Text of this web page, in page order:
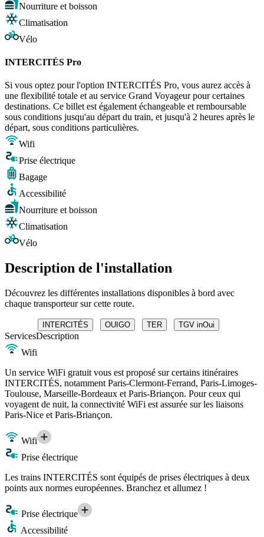
Nourriture et boisson
Climatisation
Vélo
INTERCITÉS Pro
Si vous optez pour l'option INTERCITÉS Pro, vous aurez accès à
une flexibilité totale et au service Grand Voyageur pour certaines
destinations. Ce billet est également échangeable et remboursable
sous conditions jusqu'au départ du train, et jusqu'à 2 heures après le
départ, sous conditions particulières.
Wifi
Prise électrique
Bagage
Accessibilité
Nourriture et boisson
Climatisation
Vélo
Description de l'installation
Découvrez les différentes installations disponibles à bord avec
chaque transporteur sur cette route.
INTERCITÉS OUIGO TER TGV inOui
ServicesDescription
Wifi
Un service WiFi gratuit vous est proposé sur certains itinéraires
INTERCITÉS, notamment Paris-Clermont-Ferrand, Paris-Limoges-
Toulouse, Marseille-Bordeaux et Paris-Briançon. Pour ceux qui
voyagent de nuit, la connectivité WiFi est assurée sur les liaisons
Paris-Nice et Paris-Briançon.
Wifi
Prise électrique
Les trains INTERCITÉS sont équipés de prises électriques à deux
points aux normes européennes. Branchez et allumez !
Prise électrique
Accessibilité